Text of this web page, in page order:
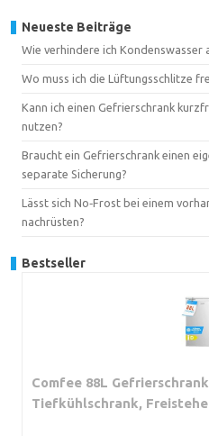
Neueste Beiträge
Wie verhindere ich Kondenswasser
Wo muss ich die Lüftungsschlitze
Kann ich einen Gefrierschrank
nutzen?
Braucht ein Gefrierschrank einen
separate Sicherung?
Lässt sich No‑Frost bei einem
nachrüsten?
Bestseller
Comfee 88L
Tiefkühlschrank,